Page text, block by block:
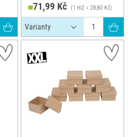
71,99 Kč (1 m2 = 28,80 Kč)